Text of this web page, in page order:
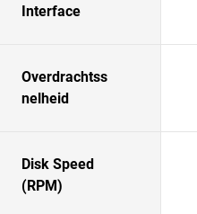
Interface
Overdrachtss
nelheid
Disk Speed
(RPM)